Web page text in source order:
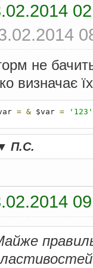
не
визначає
= & $var = '123'
П.С.